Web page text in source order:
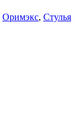
Оримэкс, Стулья